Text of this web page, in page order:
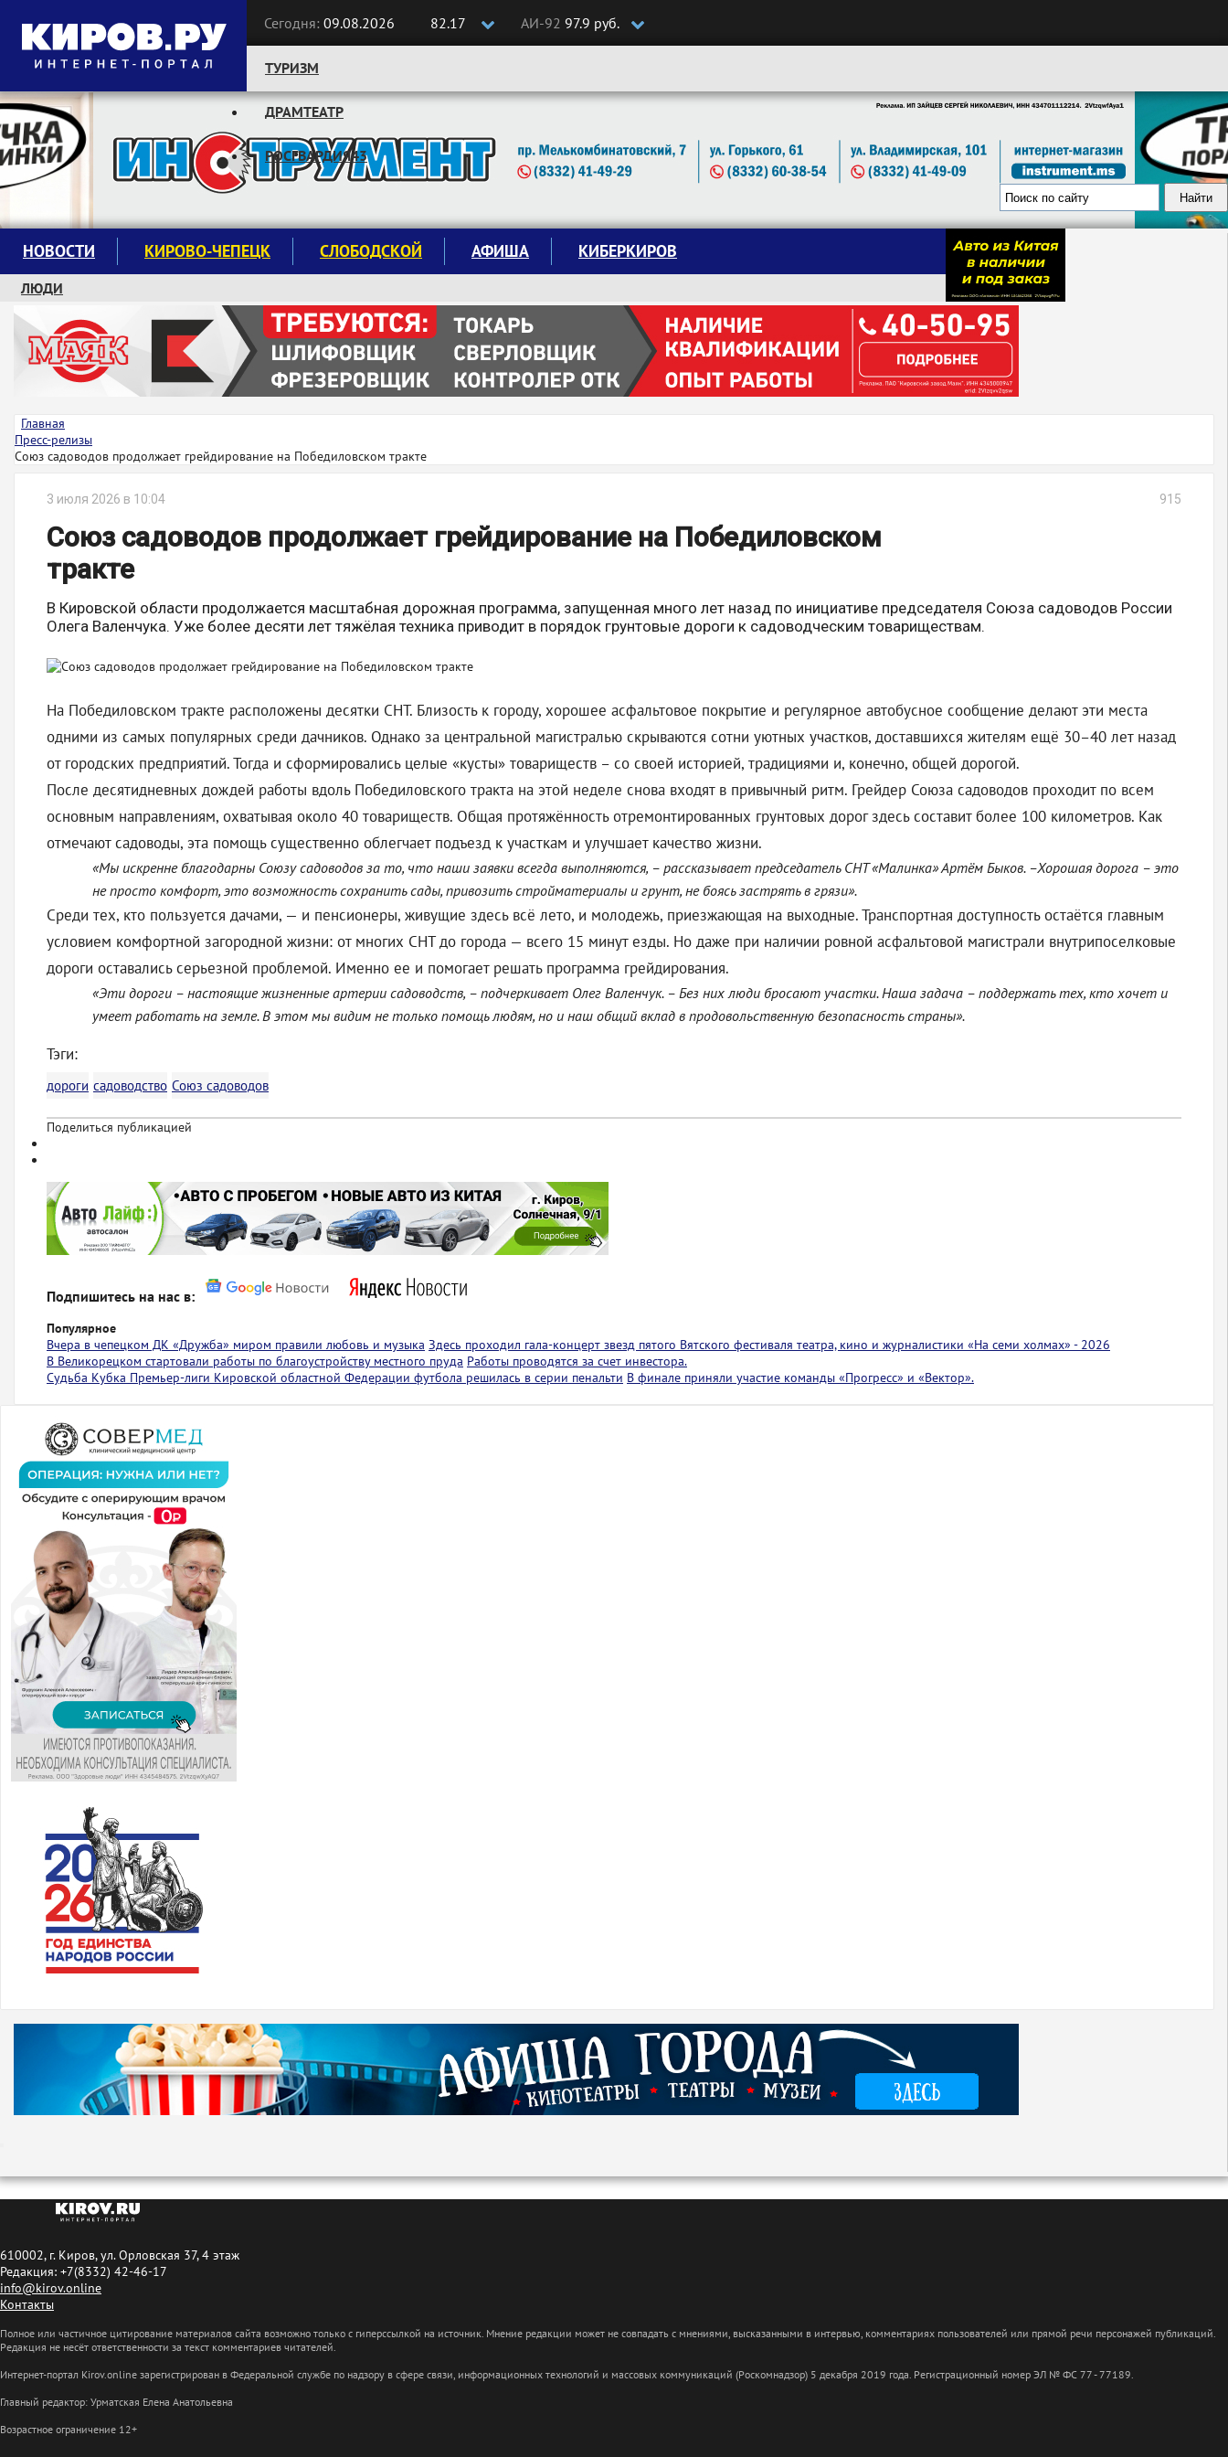
Сегодня: 09.08.2026 82.17 АИ-92 97.9 руб.
Следите за новостями:
ТУРИЗМ
ДРАМТЕАТР
РОСГВАРДИЯ43
НОВОСТИ КИРОВО-ЧЕПЕЦК СЛОБОДСКОЙ АФИША КИБЕРКИРОВ
ЛЮДИ
КРУЖКИ И СЕКЦИИ
ЗАВОДУ "МАЯК" 85 ЛЕТ
ЭКОЛОГИЯ
Главная
Пресс-релизы
Союз садоводов продолжает грейдирование на Победиловском тракте
3 июля 2026 в 10:04 915
Союз садоводов продолжает грейдирование на Победиловском
тракте
В Кировской области продолжается масштабная дорожная программа, запущенная много лет назад по инициативе председателя Союза садоводов России
Олега Валенчука. Уже более десяти лет тяжёлая техника приводит в порядок грунтовые дороги к садоводческим товариществам.
На Победиловском тракте расположены десятки СНТ. Близость к городу, хорошее асфальтовое покрытие и регулярное автобусное сообщение делают эти места
одними из самых популярных среди дачников. Однако за центральной магистралью скрываются сотни уютных участков, доставшихся жителям ещё 30–40 лет назад
от городских предприятий. Тогда и сформировались целые «кусты» товариществ – со своей историей, традициями и, конечно, общей дорогой.
После десятидневных дождей работы вдоль Победиловского тракта на этой неделе снова входят в привычный ритм. Грейдер Союза садоводов проходит по всем
основным направлениям, охватывая около 40 товариществ. Общая протяжённость отремонтированных грунтовых дорог здесь составит более 100 километров. Как
отмечают садоводы, эта помощь существенно облегчает подъезд к участкам и улучшает качество жизни.
«Мы искренне благодарны Союзу садоводов за то, что наши заявки всегда выполняются, – рассказывает председатель СНТ «Малинка» Артём Быков. –Хорошая дорога – это
не просто комфорт, это возможность сохранить сады, привозить стройматериалы и грунт, не боясь застрять в грязи».
Среди тех, кто пользуется дачами, — и пенсионеры, живущие здесь всё лето, и молодежь, приезжающая на выходные. Транспортная доступность остаётся главным
условием комфортной загородной жизни: от многих СНТ до города — всего 15 минут езды. Но даже при наличии ровной асфальтовой магистрали внутрипоселковые
дороги оставались серьезной проблемой. Именно ее и помогает решать программа грейдирования.
«Эти дороги – настоящие жизненные артерии садоводств, – подчеркивает Олег Валенчук. – Без них люди бросают участки. Наша задача – поддержать тех, кто хочет и
умеет работать на земле. В этом мы видим не только помощь людям, но и наш общий вклад в продовольственную безопасность страны».
Тэги:
дороги садоводство Союз садоводов
Поделиться публикацией
Подпишитесь на нас в:
Популярное
Вчера в чепецком ДК «Дружба» миром правили любовь и музыка Здесь проходил гала-концерт звезд пятого Вятского фестиваля театра, кино и журналистики «На семи холмах» - 2026
В Великорецком стартовали работы по благоустройству местного пруда Работы проводятся за счет инвестора.
Судьба Кубка Премьер-лиги Кировской областной Федерации футбола решилась в серии пенальти В финале приняли участие команды «Прогресс» и «Вектор».
610002, г. Киров, ул. Орловская 37, 4 этаж
Редакция: +7(8332) 42-46-17
info@kirov.online
Контакты
Полное или частичное цитирование материалов сайта возможно только с гиперссылкой на источник. Мнение редакции может не совпадать с мнениями, высказанными в интервью, комментариях пользователей или прямой речи персонажей публикаций.
Редакция не несёт ответственности за текст комментариев читателей.
Интернет-портал Kirov.online зарегистрирован в Федеральной службе по надзору в сфере связи, информационных технологий и массовых коммуникаций (Роскомнадзор) 5 декабря 2019 года. Регистрационный номер ЭЛ № ФС 77 - 77189.
Главный редактор: Урматская Елена Анатольевна
Возрастное ограничение 12+